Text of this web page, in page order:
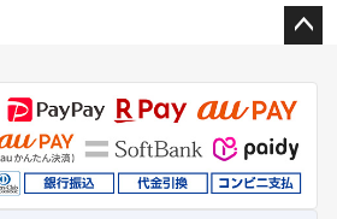
ジト
ップ
へ